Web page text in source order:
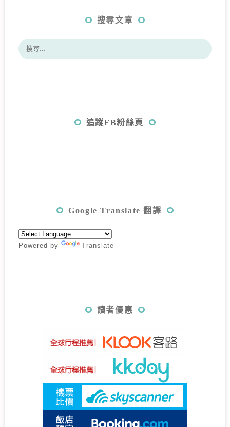
搜尋文章
追蹤FB粉絲頁
Google Translate 翻譯
Powered by Translate
讀者優惠